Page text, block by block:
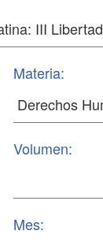
Materia:
Volumen:
Mes: